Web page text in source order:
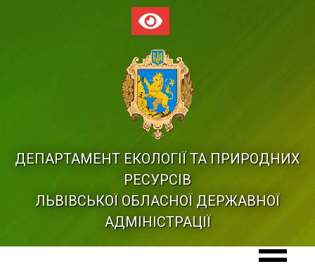
ДЕПАРТАМЕНТ ЕКОЛОГІЇ ТА ПРИРОДНИХ
РЕСУРСІВ
ЛЬВІВСЬКОЇ ОБЛАСНОЇ ДЕРЖАВНОЇ
АДМІНІСТРАЦІЇ